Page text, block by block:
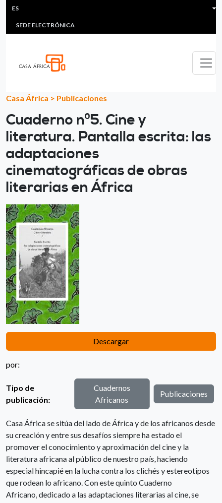
Pasar al contenido principal
HEADER MENU
MULTIMEDIA
SEDE ELECTRÓNICA
ES
Casa África > Publicaciones
Cuaderno nº5. Cine y
literatura. Pantalla escrita: las
adaptaciones
cinematográficas de obras
literarias en África
Descargar
por:
Tipo de
publicación:
Cuadernos
Africanos
Publicaciones
Casa África se sitúa del lado de África y de los africanos desde
su creación y entre sus desafíos siempre ha estado el
promover el conocimiento y aproximación del cine y la
literatura africana al público de nuestro país, haciendo
especial hincapié en la lucha contra los clichés y estereotipos
que rodean lo africano. Con este quinto Cuaderno
Africano, dedicado a las adaptaciones literarias al cine, se